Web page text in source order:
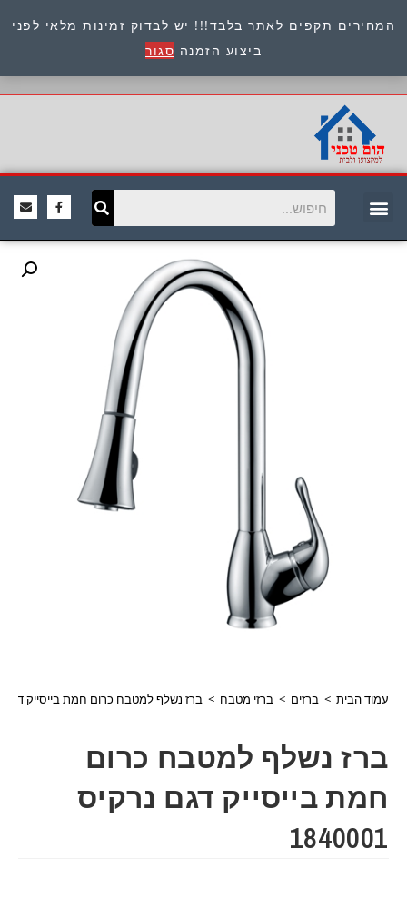
המחירים תקפים לאתר בלבד!!! יש לבדוק זמינות מלאי לפני
ביצוע הזמנה סגור
כתובת : היוזמים 9 אור יהודה שירות לקוחות 054-
8945722
עמוד הבית > ברזים > ברזי מטבח > ברז נשלף למטבח כרום חמת בייסייק דגם נרקיס
ברז נשלף למטבח כרום
חמת בייסייק דגם נרקיס
1840001